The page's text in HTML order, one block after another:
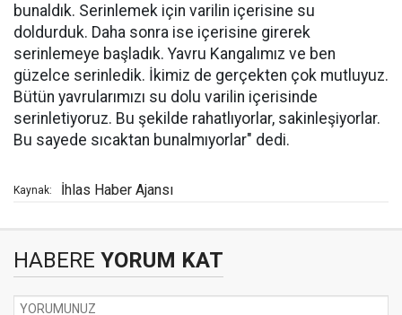
bunaldık. Serinlemek için varilin içerisine su
doldurduk. Daha sonra ise içerisine girerek
serinlemeye başladık. Yavru Kangalımız ve ben
güzelce serinledik. İkimiz de gerçekten çok mutluyuz.
Bütün yavrularımızı su dolu varilin içerisinde
serinletiyoruz. Bu şekilde rahatlıyorlar, sakinleşiyorlar.
Bu sayede sıcaktan bunalmıyorlar" dedi.
Kaynak: İhlas Haber Ajansı
HABERE YORUM KAT